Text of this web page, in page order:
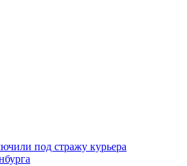
под стражу курьера